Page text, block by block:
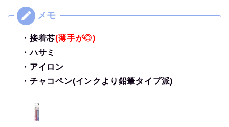
・接着芯(薄手が◎)
・ハサミ
・アイロン
・チャコペン(インクより鉛筆タイプ派)